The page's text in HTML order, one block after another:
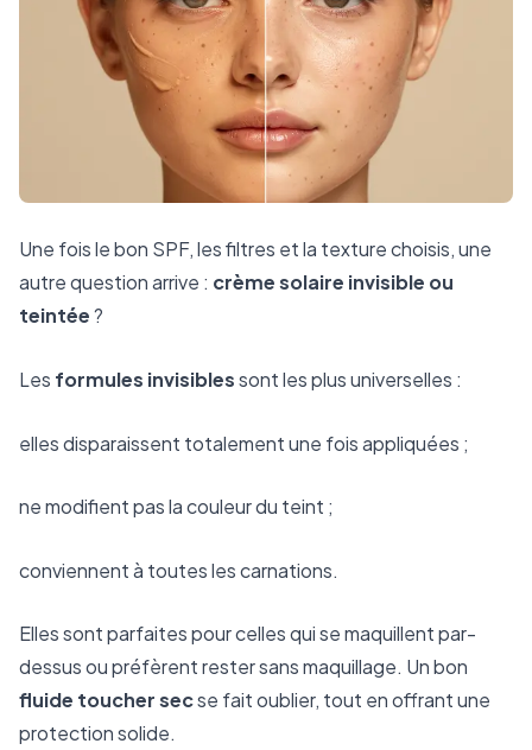
Une fois le bon SPF, les filtres et la texture choisis, une
autre question arrive : crème solaire invisible ou
teintée?
Les formules invisiblessont les plus universelles :
elles disparaissent totalement une fois appliquées ;
ne modifient pas la couleur du teint ;
conviennent à toutes les carnations.
Elles sont parfaites pour celles qui se maquillent par-
dessus ou préfèrent rester sans maquillage. Un bon
fluide toucher secse fait oublier, tout en offrant une
protection solide.